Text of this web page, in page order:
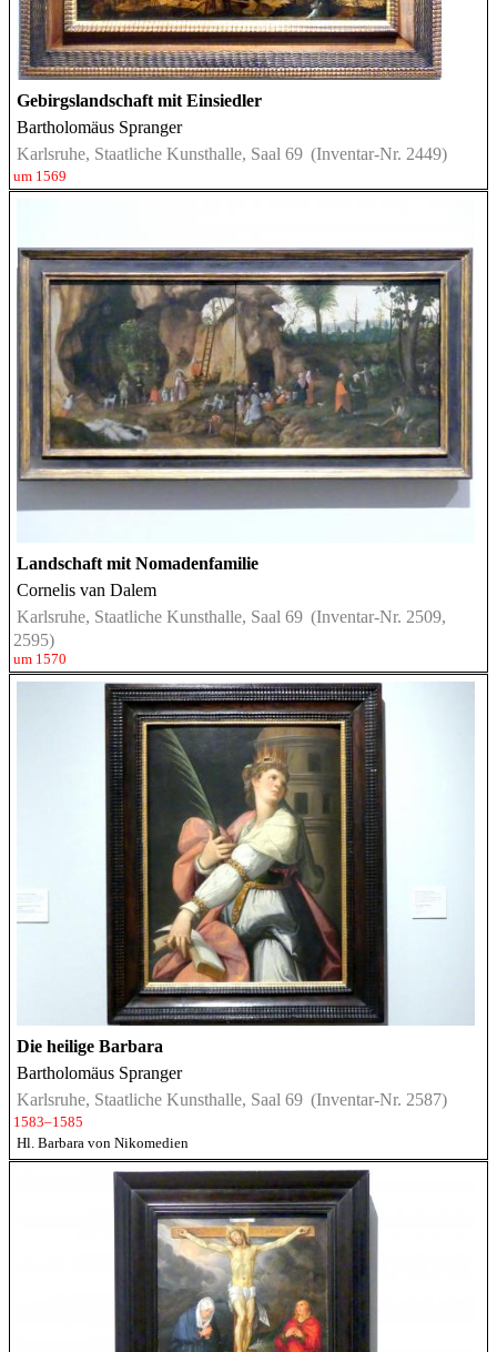
Gebirgslandschaft mit Einsiedler
Bartholomäus Spranger
Karlsruhe, Staatliche Kunsthalle, Saal 69 (Inventar-Nr. 2449)
um 1569
Landschaft mit Nomadenfamilie
Cornelis van Dalem
Karlsruhe, Staatliche Kunsthalle, Saal 69 (Inventar-Nr. 2509,
2595)
um 1570
Die heilige Barbara
Bartholomäus Spranger
Karlsruhe, Staatliche Kunsthalle, Saal 69 (Inventar-Nr. 2587)
1583–1585
Hl. Barbara von Nikomedien